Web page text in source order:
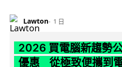
Lawton 1 日
2026 買電腦新趨勢
優惠 從極致便攜到